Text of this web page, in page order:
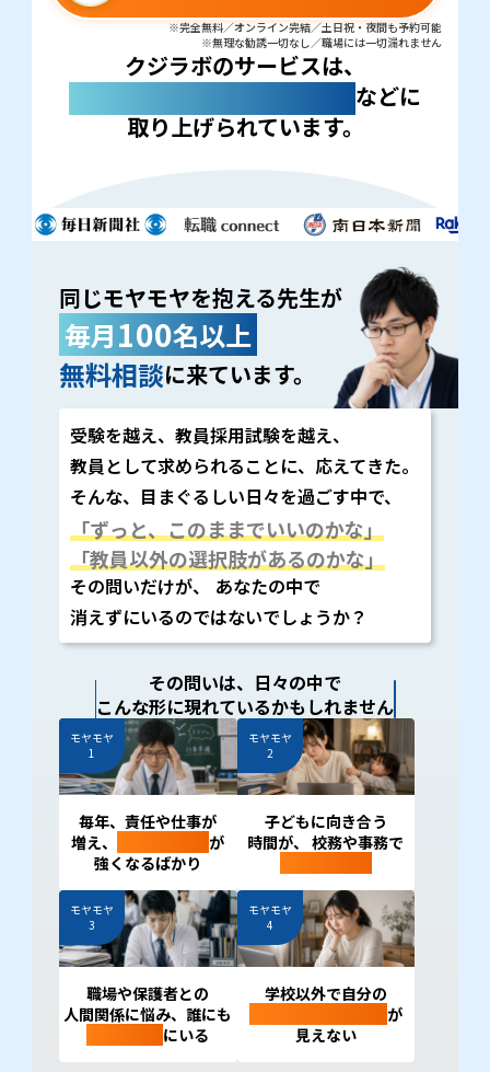
※完全無料／オンライン完結／土日祝・夜間も予約可能
※無理な勧誘一切なし／職場には一切漏れません
クジラボのサービスは、
などに
取り上げられています。
同じモヤモヤを抱える先生が
毎月100名以上
無料相談に来ています。
受験を越え、教員採用試験を越え、
教員として求められることに、応えてきた。
そんな、目まぐるしい日々を過ごす中で、
「ずっと、このままでいいのかな」
「教員以外の選択肢があるのかな」
その問いだけが、 あなたの中で
消えずにいるのではないでしょうか？
その問いは、日々の中で
こんな形に現れているかもしれません
モヤモヤ
1
毎年、責任や仕事が
増え、
が
強くなるばかり
モヤモヤ
2
子どもに向き合う
時間が、 校務や事務で
モヤモヤ
3
職場や保護者との
人間関係に悩み、誰にも
にいる
モヤモヤ
4
学校以外で自分の
が
見えない